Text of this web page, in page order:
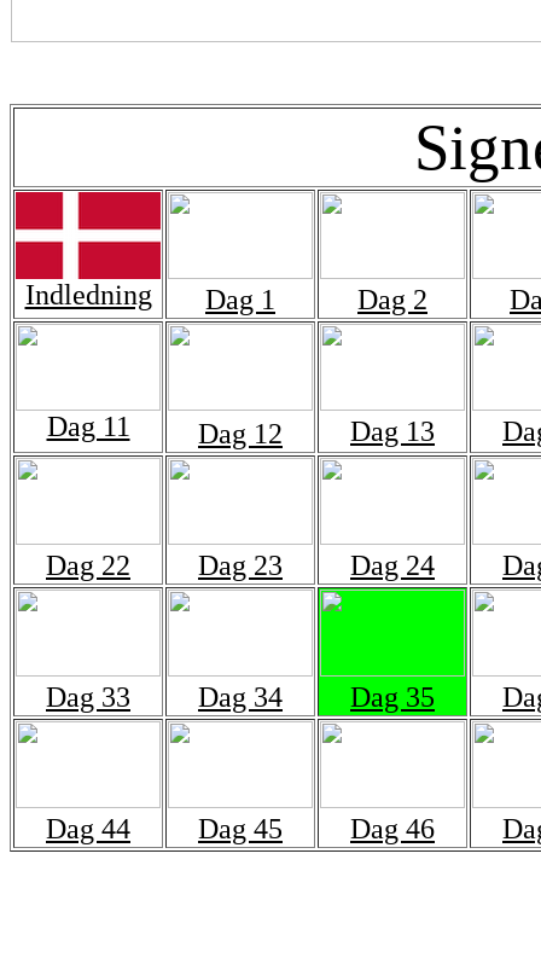
Indledning Dag 1 Dag 2
Dag 11 Dag 12 Dag 13
Dag 22 Dag 23 Dag 24
Dag 33 Dag 34 Dag 35
Dag 44 Dag 45 Dag 46